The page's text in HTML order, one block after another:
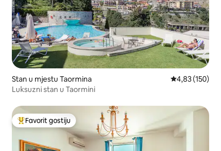
Stan u mjestu Taormina prosječna
4,83 (150)
Luksuzni stan u Taormini
Glavni favorit gostiju
Favorit gostiju